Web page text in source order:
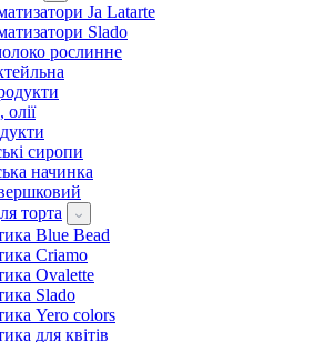
Ja Latarte
Slado
рослинне
сиропи
начинка
торта
Blue Bead
Criamo
Ovalette
Slado
Yero colors
для квітів